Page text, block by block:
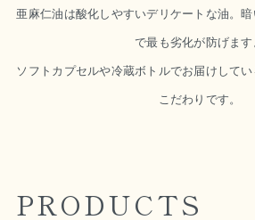
亜麻仁油は酸化しやすいデリケートな油。
で最も劣化が防げます
ソフトカプセルや冷蔵ボトルでお届けして
こだわりです。
PRODUCTS